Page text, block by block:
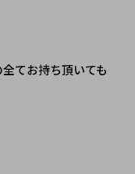
てお持ち頂いても